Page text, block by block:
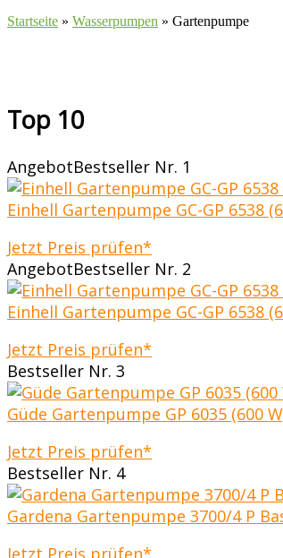
Startseite » Wasserpumpen » Gartenpumpe
Top 10
AngebotBestseller Nr. 1
Einhell Gartenpumpe GC-GP 6538
Jetzt Preis prüfen*
AngebotBestseller Nr. 2
Einhell Gartenpumpe GC-GP 6538
Jetzt Preis prüfen*
Bestseller Nr. 3
Güde Gartenpumpe GP 6035 (600
Jetzt Preis prüfen*
Bestseller Nr. 4
Gardena Gartenpumpe 3700/4 P